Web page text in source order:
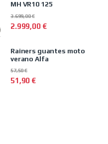
MH VR10 125
2.999,00 €
3.699,00€
Rainers guantes moto
verano Alfa
51,90 €
57,50€